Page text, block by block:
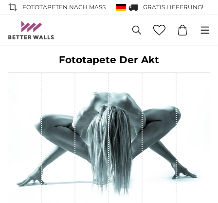
FOTOTAPETEN NACH MASS GRATIS LIEFERUNG!
Fototapete Der Akt